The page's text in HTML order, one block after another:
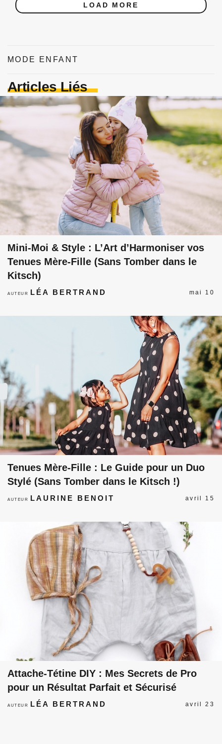
LOAD MORE
MODE ENFANT
Articles Liés
Mini-Moi & Style : L’Art d’Harmoniser vos
Tenues Mère-Fille (Sans Tomber dans le
Kitsch)
AUTEUR LÉA BERTRAND mai 10
Tenues Mère-Fille : Le Guide pour un Duo
Stylé (Sans Tomber dans le Kitsch !)
AUTEUR LAURINE BENOIT avril 15
Attache-Tétine DIY : Mes Secrets de Pro
pour un Résultat Parfait et Sécurisé
AUTEUR LÉA BERTRAND avril 23